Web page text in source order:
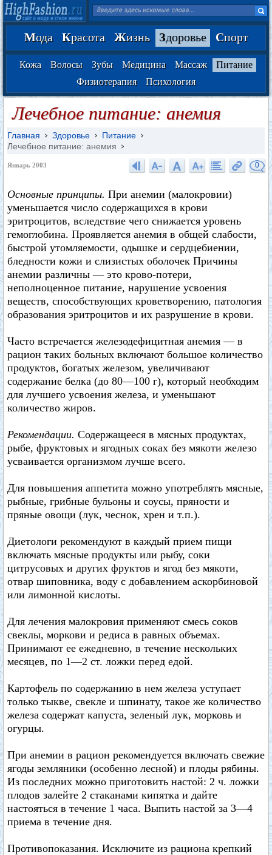
Мода Красота Жизнь Здоровье Спорт
Кожа Волосы Зубы Медицина Массаж
Питание
Физиотерапия
Психология
Лечебное питание: анемия
Главная Здоровье
Питание
Лечебное питание: анемия
Январь 2003 0
Основные принципы. При анемии (малокровии)
уменьшается число содержащихся в крови
эритроцитов, вследствие чего снижается уровень
гемоглобина. Проявляется анемия в общей слабости,
быстрой утомляемости, одышке и сердцебиении,
бледности кожи и слизистых оболочек Причины
анемии различны — это крово-потери,
неполноценное питание, нарушение усвоения
веществ, способствующих кроветворению, патология
образования эритроцитов и их разрушение в крови.
Часто встречается железодефицитная анемия — в
рацион таких больных включают большое количество
продуктов, богатых железом, увеличивают
содержание белка (до 80—100 г), который необходим
для лучшего усвоения железа, и уменьшают
количество жиров.
Рекомендации. Содержащееся в мясных продуктах,
рыбе, фруктовых и ягодных соках без мякоти железо
усваивается организмом лучше всего.
Для повышения аппетита можно употреблять мясные,
рыбные, грибные бульоны и соусы, пряности и
пряные овощи (лук, чеснок, хрен и т.п.).
Диетологи рекомендуют в каждый прием пищи
включать мясные продукты или рыбу, соки
цитрусовых и других фруктов и ягод без мякоти,
отвар шиповника, воду с добавлением аскорбиновой
или лимонной кислоты.
Для лечения малокровия применяют смесь соков
свеклы, моркови и редиса в равных объемах.
Принимают ее ежедневно, в течение нескольких
месяцев, по 1—2 ст. ложки перед едой.
Картофель по содержанию в нем железа уступает
только тыкве, свекле и шпинату, такое же количество
железа содержат капуста, зеленый лук, морковь и
огурцы.
При анемии в рацион рекомендуется включать свежие
ягоды земляники (особенно лесной) и плоды рябины.
Из последних можно приготовить настой: 2 ч. ложки
плодов залейте 2 стаканами кипятка и дайте
настояться в течение 1 часа. Выпить настой за 3—4
приема в течение дня.
Противопоказания. Исключите из рациона крепкий